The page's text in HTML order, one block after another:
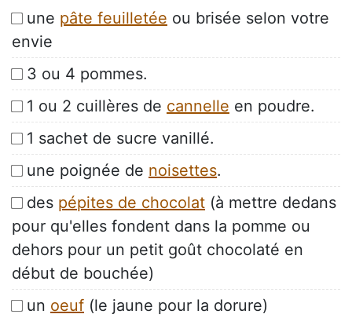
une pâte feuilletée ou brisée selon votre
envie
3 ou 4 pommes.
1 ou 2 cuillères de cannelle en poudre.
1 sachet de sucre vanillé.
une poignée de noisettes.
des pépites de chocolat (à mettre dedans
pour qu'elles fondent dans la pomme ou
dehors pour un petit goût chocolaté en
début de bouchée)
un oeuf (le jaune pour la dorure)